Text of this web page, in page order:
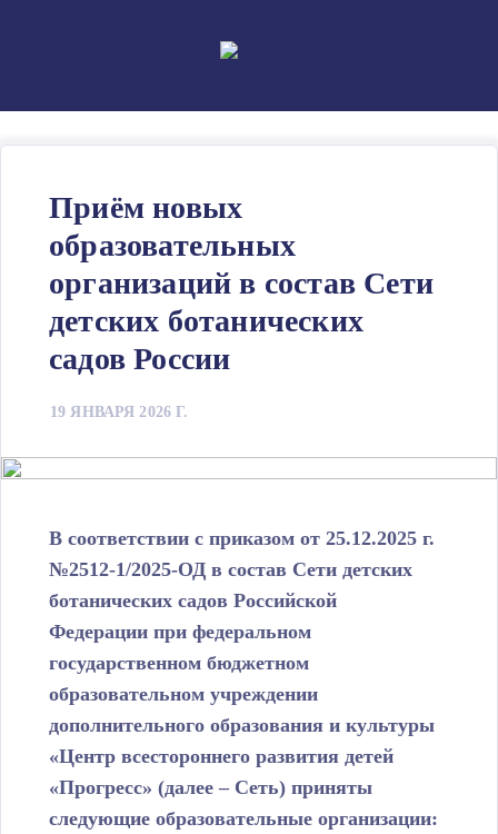
Приём новых
образовательных
организаций в состав Сети
детских ботанических
садов России
19 ЯНВАРЯ 2026 Г.
В соответствии с приказом от 25.12.2025 г.
№2512-1/2025-ОД в состав Сети детских
ботанических садов Российской
Федерации при федеральном
государственном бюджетном
образовательном учреждении
дополнительного образования и культуры
«Центр всестороннего развития детей
«Прогресс» (далее – Сеть) приняты
следующие образовательные организации: